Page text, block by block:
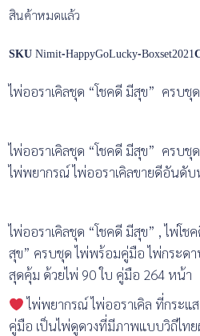
สินค้าหมดแล้ว
SKUNimit-HappyGoLucky-Boxset2021
ไพ่ออราเคิลชุด “โชคดี มีสุข” ครบชุ
ไพ่ออราเคิลชุด “โชคดี มีสุข” ครบชุ
ไพ่พยากรณ์ ไพ่ออราเคิลขายดีอันดับ
ไพ่ออราเคิลชุด “โชคดี มีสุข” , ไพ่โช
สุข” ครบชุด ไพ่พร้อมคู่มือ ไพ่กระด
สุดคุ้ม ด้วยไพ่ 90 ใบ คู่มือ 264 หน้า
ไพ่พยากรณ์ ไพ่ออราเคิล ที่กระแ
คู่มือ เป็นไพ่ดูดวงที่มีภาพแบบวิถีไท